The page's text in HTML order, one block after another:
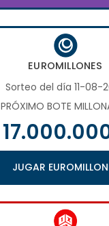
EUROMILLONES
Sorteo del día 11-08-
PRÓXIMO BOTE
JUGAR